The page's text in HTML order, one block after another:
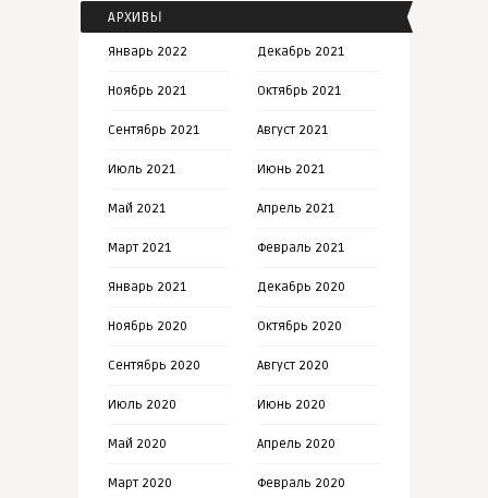
АРХИВЫ
Январь 2022 Декабрь 2021
Ноябрь 2021 Октябрь 2021
Сентябрь 2021 Август 2021
Июль 2021 Июнь 2021
Май 2021 Апрель 2021
Март 2021 Февраль 2021
Январь 2021 Декабрь 2020
Ноябрь 2020 Октябрь 2020
Сентябрь 2020 Август 2020
Июль 2020 Июнь 2020
Май 2020 Апрель 2020
Март 2020 Февраль 2020